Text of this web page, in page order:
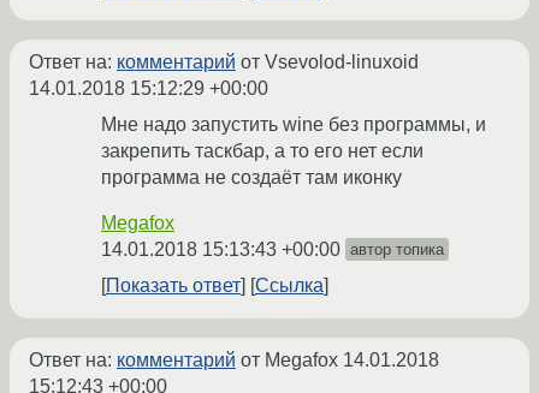
Ответ на: комментарий от Vsevolod-linuxoid
14.01.2018 15:12:29 +00:00
Мне надо запустить wine без программы, и
закрепить таскбар, а то его нет если
программа не создаёт там иконку
Megafox
14.01.2018 15:13:43 +00:00 автор топика
Показать ответ Ссылка
Ответ на: комментарий от Megafox 14.01.2018
15:12:43 +00:00